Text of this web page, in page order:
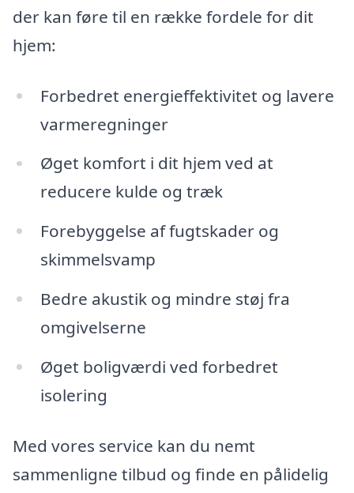
der kan føre til en række fordele for dit
hjem:
Forbedret energieffektivitet og lavere
varmeregninger
Øget komfort i dit hjem ved at
reducere kulde og træk
Forebyggelse af fugtskader og
skimmelsvamp
Bedre akustik og mindre støj fra
omgivelserne
Øget boligværdi ved forbedret
isolering
Med vores service kan du nemt
sammenligne tilbud og finde en pålidelig